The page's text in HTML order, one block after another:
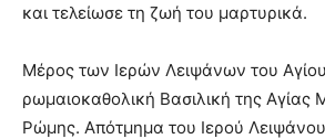
και τελείωσε τη ζωή του μαρτυρικά.
Μέρος των Ιερών Λειψάνων του
ρωμαιοκαθολική Βασιλική της Αγίας
Ρώμης. Απότμημα του Ιερού